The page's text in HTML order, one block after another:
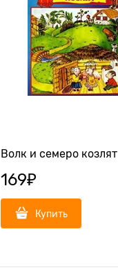
Волк и семеро козлят
169₽
Купить